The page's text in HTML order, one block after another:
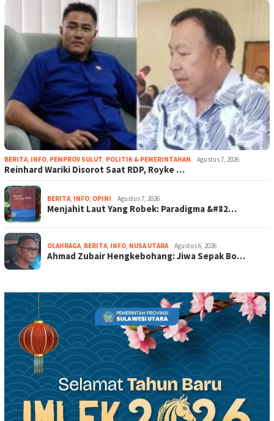
BERITA, INFO, PEMPROV SULUT, POLITIK & PEMERINTAHAN Agustus 7, 2026
Reinhard Wariki Disorot Saat RDP, Royke …
BERITA, INFO, OPINI Agustus 7, 2026
Menjahit Laut Yang Robek: Paradigma &#82…
OLAHRAGA, BERITA, INFO, NUSA UTARA Agustus 6, 2026
Ahmad Zubair Hengkebohang: Jiwa Sepak Bo…